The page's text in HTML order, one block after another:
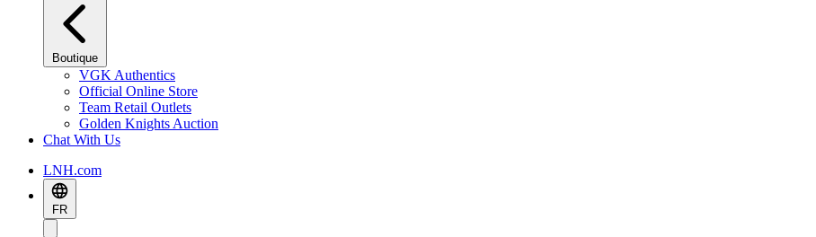
Boutique
VGK Authentics
Official Online Store
Team Retail Outlets
Golden Knights Auction
Chat With Us
LNH.com
FR